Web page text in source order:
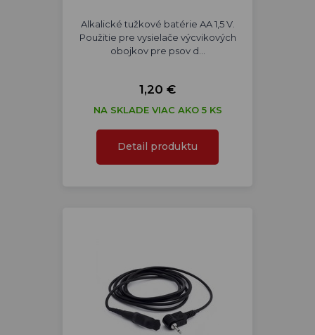
Alkalické tužkové batérie AA 1,5 V.
Použitie pre vysielače výcvikových
obojkov pre psov d…
1,20 €
NA SKLADE VIAC AKO 5 KS
Detail produktu